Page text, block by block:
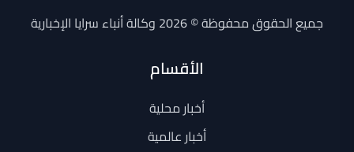
جميع الحقوق محفوظة © 2026 وكالة أنباء سرايا الإخبارية
الأقسام
أخبار محلية
أخبار عالمية